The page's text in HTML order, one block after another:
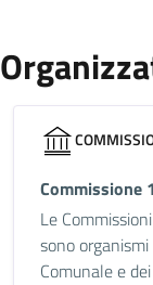
Commissione
Le
sono
Comunale e